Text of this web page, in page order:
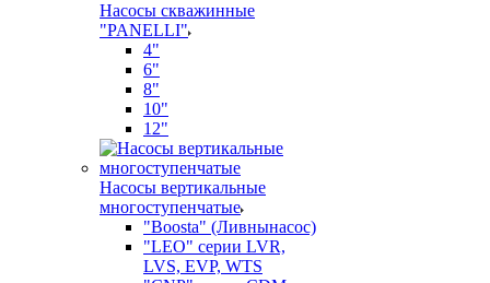
Насосы скважинные
"PANELLI"
4"
6"
8"
10"
12"
Насосы вертикальные
многоступенчатые
"Boosta" (Ливнынасос)
"LEO" серии LVR,
LVS, EVP, WTS